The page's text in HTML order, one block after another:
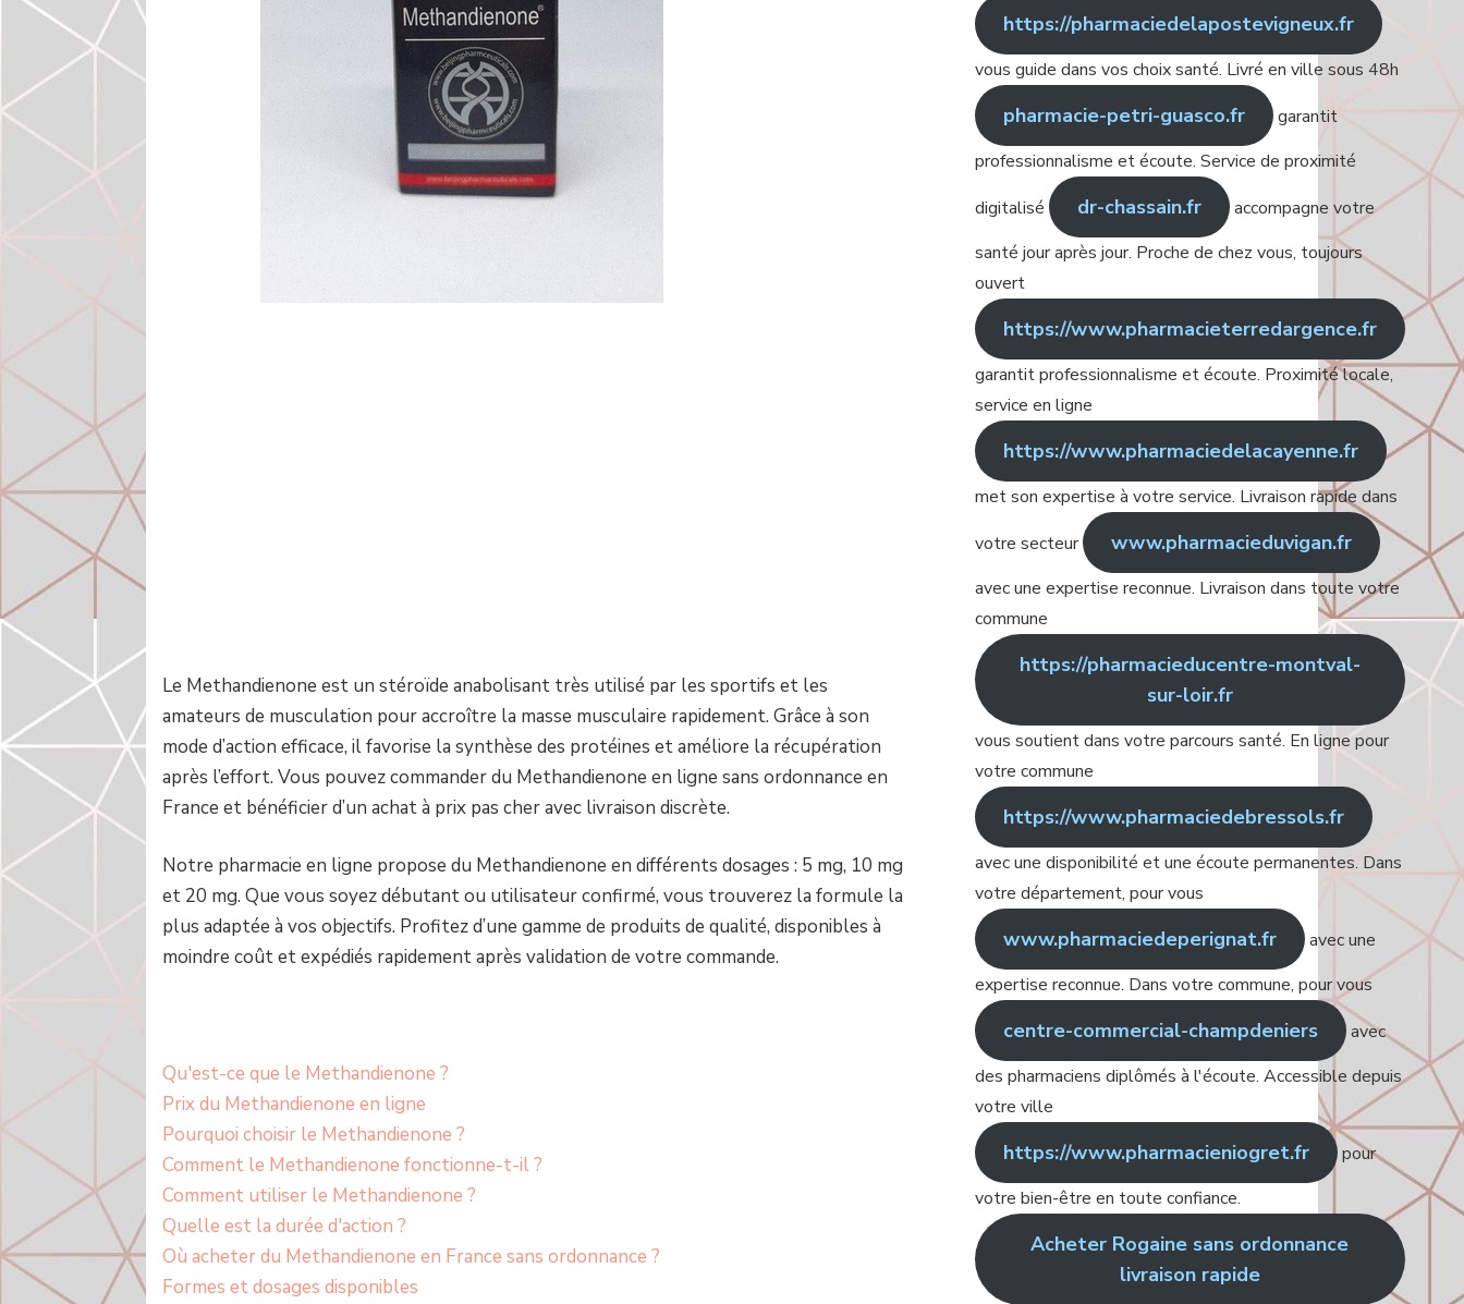
Le Methandienone est un stéroïde anabolisant très utilisé par les sportifs et les
amateurs de musculation pour accroître la masse musculaire rapidement. Grâce à son
mode d’action efficace, il favorise la synthèse des protéines et améliore la récupération
après l’effort. Vous pouvez commander du Methandienone en ligne sans ordonnance en
France et bénéficier d’un achat à prix pas cher avec livraison discrète.
Notre pharmacie en ligne propose du Methandienone en différents dosages : 5 mg, 10 mg
et 20 mg. Que vous soyez débutant ou utilisateur confirmé, vous trouverez la formule la
plus adaptée à vos objectifs. Profitez d’une gamme de produits de qualité, disponibles à
moindre coût et expédiés rapidement après validation de votre commande.
Qu'est-ce que le Methandienone ?
Prix du Methandienone en ligne
Pourquoi choisir le Methandienone ?
Comment le Methandienone fonctionne-t-il ?
Comment utiliser le Methandienone ?
Quelle est la durée d'action ?
Où acheter du Methandienone en France sans ordonnance ?
Formes et dosages disponibles
https://pharmaciedelapostevigneux.fr
vous guide dans vos choix santé. Livré en ville sous 48h
pharmacie-petri-guasco.fr
garantit
professionnalisme et écoute. Service de proximité
digitalisé
dr-chassain.fr
accompagne votre
santé jour après jour. Proche de chez vous, toujours
ouvert
https://www.pharmacieterredargence.fr
garantit professionnalisme et écoute. Proximité locale,
service en ligne
https://www.pharmaciedelacayenne.fr
met son expertise à votre service. Livraison rapide dans
votre secteur
www.pharmacieduvigan.fr
avec une expertise reconnue. Livraison dans toute votre
commune
https://pharmacieducentre-montval-
sur-loir.fr
vous soutient dans votre parcours santé. En ligne pour
votre commune
https://www.pharmaciedebressols.fr
avec une disponibilité et une écoute permanentes. Dans
votre département, pour vous
www.pharmaciedeperignat.fr
avec une
expertise reconnue. Dans votre commune, pour vous
centre-commercial-champdeniers
avec
des pharmaciens diplômés à l'écoute. Accessible depuis
votre ville
https://www.pharmacieniogret.fr
pour
votre bien-être en toute confiance.
Acheter Rogaine sans ordonnance
livraison rapide